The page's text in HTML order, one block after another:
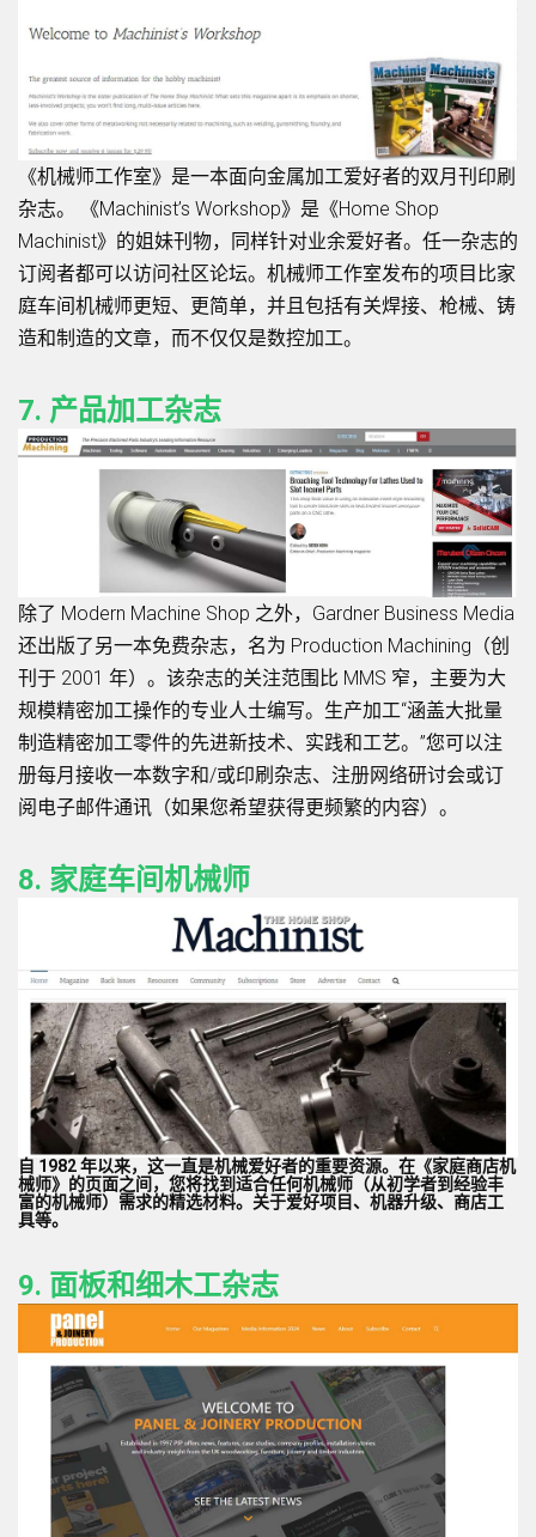
《机械师工作室》是一本面向金属加工爱好者的双月刊印刷
杂志。 《Machinist’s Workshop》是《Home Shop
Machinist》的姐妹刊物，同样针对业余爱好者。任一杂志的
订阅者都可以访问社区论坛。机械师工作室发布的项目比家
庭车间机械师更短、更简单，并且包括有关焊接、枪械、铸
造和制造的文章，而不仅仅是数控加工。
7. 产品加工杂志
除了 Modern Machine Shop 之外，Gardner Business Media
还出版了另一本免费杂志，名为 Production Machining（创
刊于 2001 年）。该杂志的关注范围比 MMS 窄，主要为大
规模精密加工操作的专业人士编写。生产加工“涵盖大批量
制造精密加工零件的先进新技术、实践和工艺。”您可以注
册每月接收一本数字和/或印刷杂志、注册网络研讨会或订
阅电子邮件通讯（如果您希望获得更频繁的内容）。
8. 家庭车间机械师
自 1982 年以来，这一直是机械爱好者的重要资源。在《家庭商店机
械师》的页面之间，您将找到适合任何机械师（从初学者到经验丰
富的机械师）需求的精选材料。关于爱好项目、机器升级、商店工
具等。
9. 面板和细木工杂志